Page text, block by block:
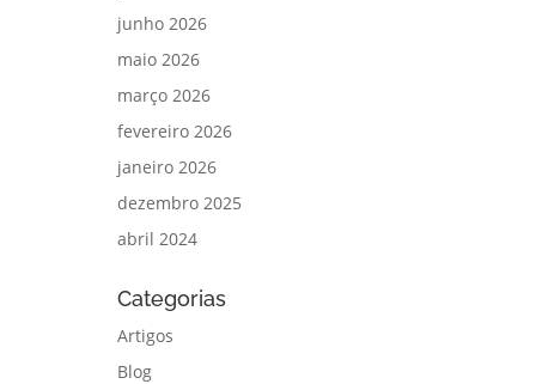
junho 2026
maio 2026
março 2026
fevereiro 2026
janeiro 2026
dezembro 2025
abril 2024
Categorias
Artigos
Blog